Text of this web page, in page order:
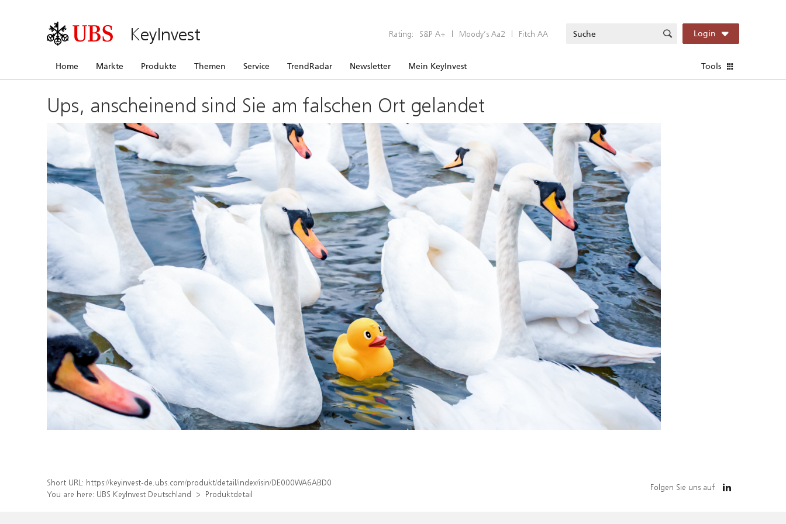
KeyInvest Rating: S&P A+ | Moody’s Aa2 | Fitch AA Login
Home Märkte Produkte Themen Service TrendRadar Newsletter Mein KeyInvest Tools
Ups, anscheinend sind Sie am falschen Ort gelandet
Short URL: https://keyinvest-de.ubs.com/produkt/detail/index/isin/DE000WA6ABD0
You are here: UBS KeyInvest Deutschland Produktdetail
Folgen Sie uns auf